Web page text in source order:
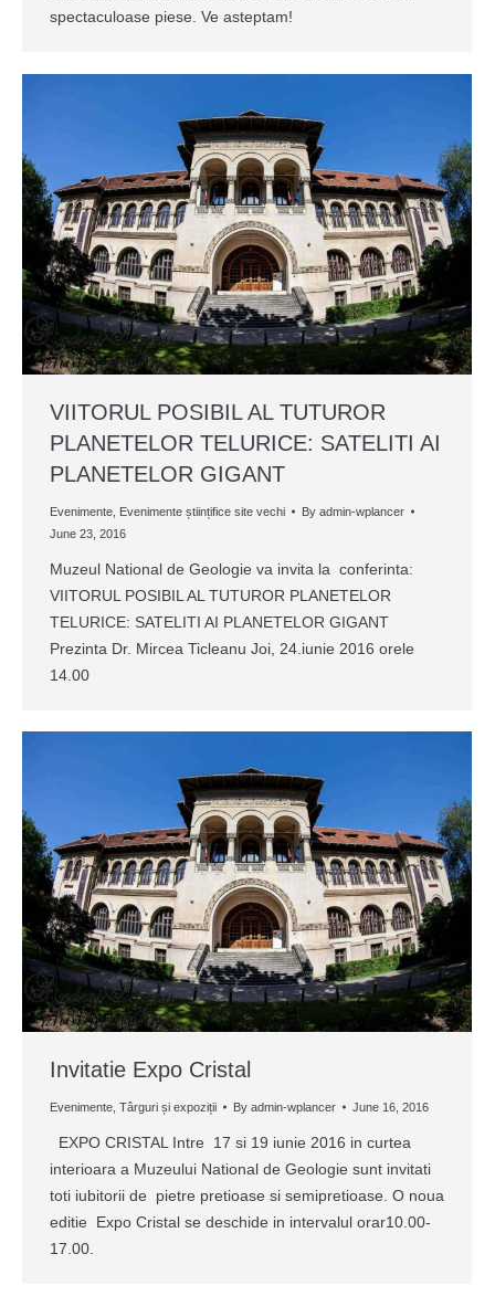
spectaculoase piese. Ve asteptam!
VIITORUL POSIBIL AL TUTUROR
PLANETELOR TELURICE: SATELITI AI
PLANETELOR GIGANT
Evenimente Evenimente științifice site vechi By admin-wplancer
June 23, 2016
Muzeul National de Geologie va invita la conferinta:
VIITORUL POSIBIL AL TUTUROR PLANETELOR
TELURICE: SATELITI AI PLANETELOR GIGANT
Prezinta Dr. Mircea Ticleanu Joi, 24.iunie 2016 orele
14.00
Invitatie Expo Cristal
Evenimente Târguri și expoziții By admin-wplancer June 16, 2016
EXPO CRISTAL Intre 17 si 19 iunie 2016 in curtea
interioara a Muzeului National de Geologie sunt invitati
toti iubitorii de pietre pretioase si semipretioase. O noua
editie Expo Cristal se deschide in intervalul orar10.00-
17.00.